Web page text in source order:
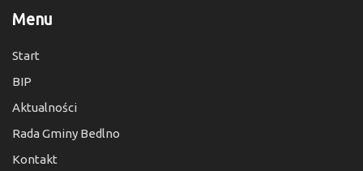
Menu
Start
BIP
Aktualności
Rada Gminy Bedlno
Kontakt